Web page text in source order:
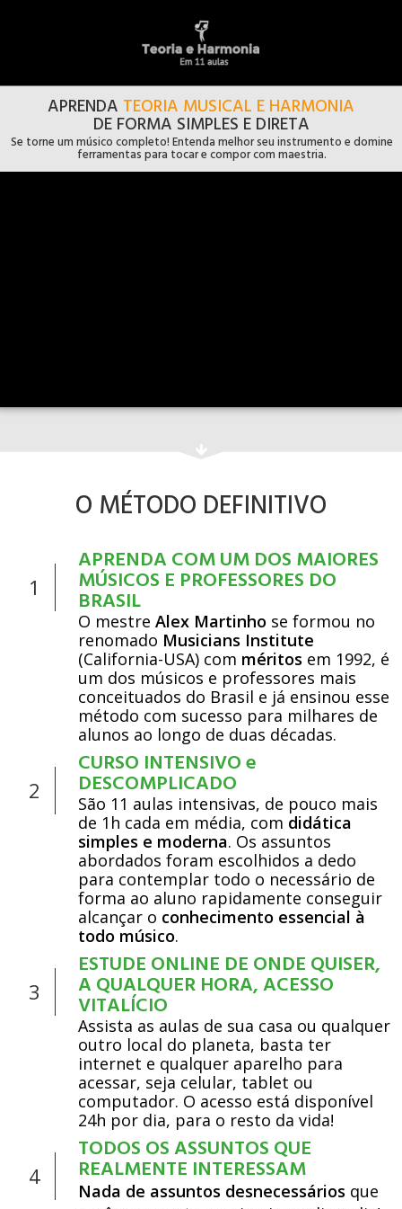
APRENDA TEORIA MUSICAL E HARMONIA
DE FORMA SIMPLES E DIRETA
Se torne um músico completo! Entenda melhor seu instrumentoe domine
ferramentas para tocare compor com maestria.
O MÉTODO DEFINITIVO
1
APRENDA COM UM DOS MAIORES
MÚSICOS E PROFESSORES DO
BRASIL
O mestre Alex Martinho se formou no
renomado Musicians Institute
(California-USA) com méritos em 1992, é
um dos músicos e professores mais
conceituados do Brasil e já ensinou esse
método com sucesso para milhares de
alunos ao longo de duas décadas.
2
CURSO INTENSIVO e
DESCOMPLICADO
São 11 aulas intensivas, de pouco mais
de 1h cada em média, com didática
simples e moderna. Os assuntos
abordados foram escolhidos a dedo
para contemplar todo o necessário de
forma ao aluno rapidamente conseguir
alcançar o conhecimento essencial à
todo músico.
3
ESTUDE ONLINE DE ONDE QUISER,
A QUALQUER HORA, ACESSO
VITALÍCIO
Assista as aulas de sua casa ou qualquer
outro local do planeta, basta ter
internet e qualquer aparelho para
acessar, seja celular, tablet ou
computador. O acesso está disponível
24h por dia, para o resto da vida!
4
TODOS OS ASSUNTOS QUE
REALMENTE INTERESSAM
Nada de assuntos desnecessários que